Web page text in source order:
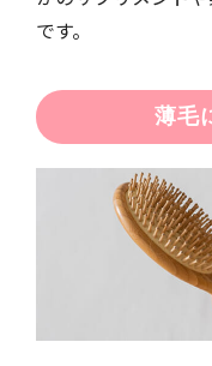
です。
薄毛